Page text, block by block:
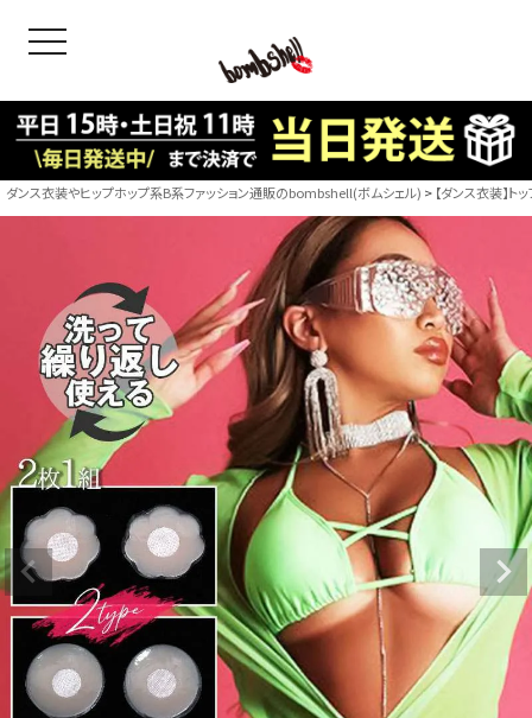
toggle navigation
＝ボムシェル】はダンス衣装専門ブランド。
衣装ならお任せ！オリジナル衣装やダンス衣装のトータル
ィネートのご提案。 ボムシェルならではの最新で斬新な
えをお届け。 撮影で使用してる小物や靴などダンサー必
ーデはイメージしやすく、全てボムシェルでご購入可能。
とは差別化出来るしっかりした衣装のご提案はダンサー
ージ映えを全力で応援してます。
商品一覧
B/bomb
【B/
「これど
好き女子
レッスン
シルエット
ンなど、幅
ゃれ女子
ダンス衣装やヒップホップ系B系ファッション通販のbombshell(ボムシェル) 【ダンス衣装】ト